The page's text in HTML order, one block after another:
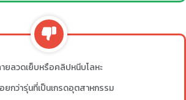
ยลวดเย็บหรือคลิปหนีบโลหะ
ยกว่ารุ่นที่เป็นเกรดอุตสาหกรรม